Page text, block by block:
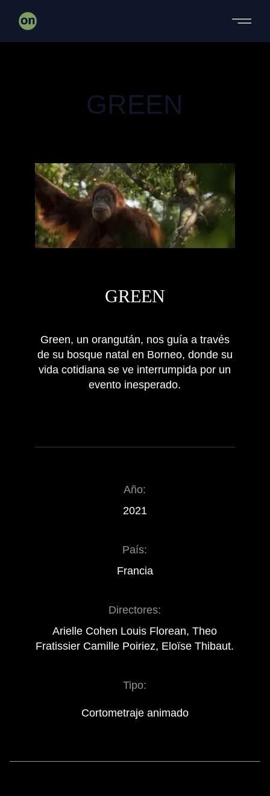
GREEN
GREEN
Green, un orangután, nos guía a través
de su bosque natal en Borneo, donde su
vida cotidiana se ve interrumpida por un
evento inesperado.
Año:
2021
País:
Francia
Directores:
Arielle Cohen Louis Florean, Theo
Fratissier Camille Poiriez, Eloïse Thibaut.
Tipo:
Cortometraje animado